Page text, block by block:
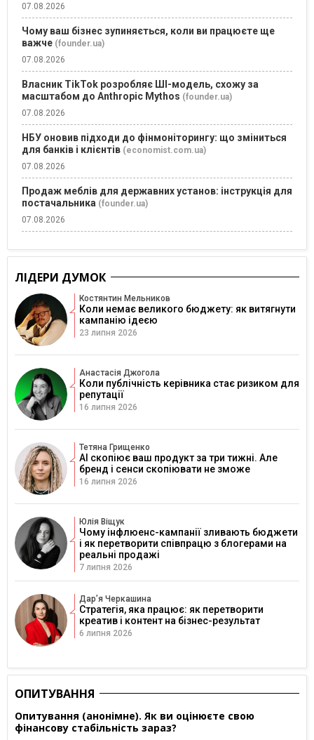
07.08.2026
Чому ваш бізнес зупиняється, коли ви працюєте ще
важче (founder.ua)
07.08.2026
Власник TikTok розробляє ШІ-модель, схожу за
масштабом до Anthropic Mythos (founder.ua)
07.08.2026
НБУ оновив підходи до фінмоніторингу: що зміниться
для банків і клієнтів (economist.com.ua)
07.08.2026
Продаж меблів для державних установ: інструкція для
постачальника (founder.ua)
07.08.2026
ЛІДЕРИ ДУМОК
Костянтин Мельников
Коли немає великого бюджету: як витягнути
кампанію ідеєю
23 липня 2026
Анастасія Джогола
Коли публічність керівника стає ризиком для
репутації
16 липня 2026
Тетяна Грищенко
AI скопіює ваш продукт за три тижні. Але
бренд і сенси скопіювати не зможе
16 липня 2026
Юлія Віщук
Чому інфлюенс-кампанії зливають бюджети
і як перетворити співпрацю з блогерами на
реальні продажі
7 липня 2026
Дарʼя Черкашина
Стратегія, яка працює: як перетворити
креатив і контент на бізнес-результат
6 липня 2026
ОПИТУВАННЯ
Опитування (анонімне). Як ви оцінюєте свою
фінансову стабільність зараз?